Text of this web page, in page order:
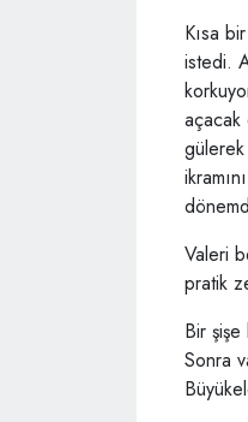
Kısa
istedi.
açacak
Valeri
pratik
Bir
Sonra